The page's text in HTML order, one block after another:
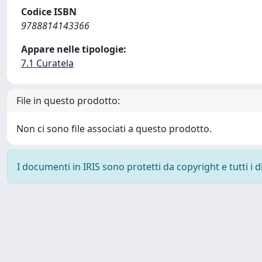
Codice ISBN
9788814143366
Appare nelle tipologie:
7.1 Curatela
File in questo prodotto:
Non ci sono file associati a questo prodotto.
I documenti in IRIS sono protetti da copyright e tutti i